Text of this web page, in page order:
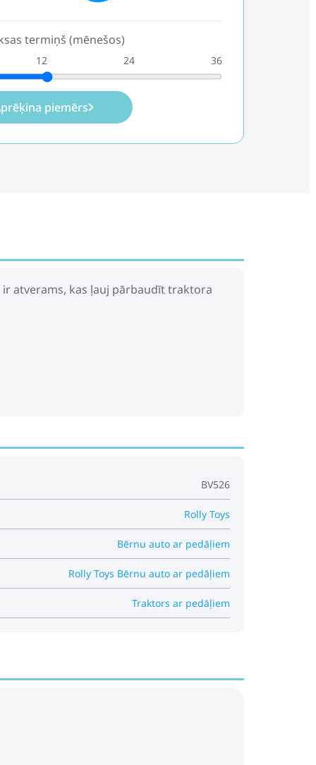
termiņš (mēnešos)
12 24 36
piemērs
atverams, kas ļauj pārbaudīt traktora
BV526
Rolly Toys
Bērnu auto ar pedāļiem
Rolly Toys Bērnu auto ar pedāļiem
Traktors ar pedāļiem